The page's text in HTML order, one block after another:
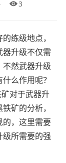
3
练级地点，
升级不仅需
然武器升级
么作用呢？
对于武器升
矿的分析，
的，这里需要
所需要的强